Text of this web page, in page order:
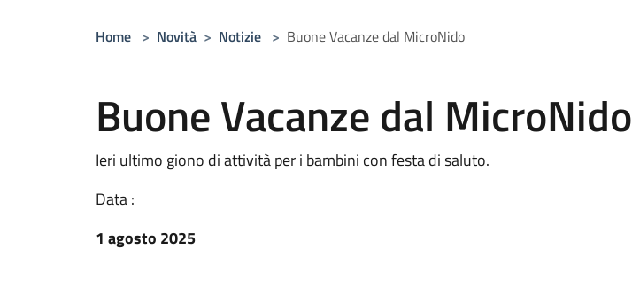
Home > Novità > Notizie > Buone Vacanze dal MicroNido
Buone Vacanze dal MicroNido
Ieri ultimo giono di attività per i bambini con festa di saluto.
Data :
1 agosto 2025